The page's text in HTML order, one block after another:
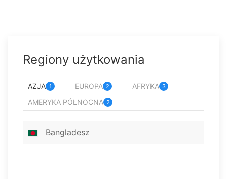
Regiony użytkowania
AZJA 1 EUROPA 2 AFRYKA 3
AMERYKA PÓŁNOCNA 2
Bangladesz